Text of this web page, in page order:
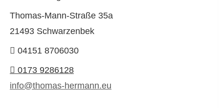
Thomas-Mann-Straße 35a
21493 Schwarzenbek
04151 8706030
0173 9286128
info@thomas-hermann.eu